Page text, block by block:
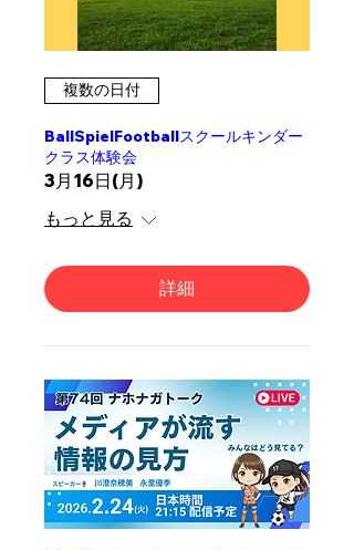
複数の日付
BallSpielFootballスクールキンダー
クラス体験会
3月16日(月)
もっと見る
詳細